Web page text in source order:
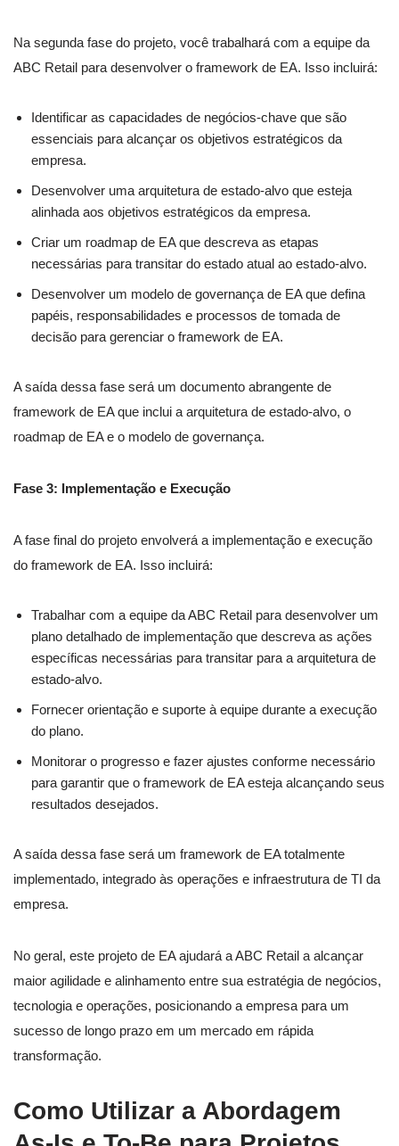
Na segunda fase do projeto, você trabalhará com a equipe da
ABC Retail para desenvolver o framework de EA. Isso incluirá:
Identificar as capacidades de negócios-chave que são
essenciais para alcançar os objetivos estratégicos da
empresa.
Desenvolver uma arquitetura de estado-alvo que esteja
alinhada aos objetivos estratégicos da empresa.
Criar um roadmap de EA que descreva as etapas
necessárias para transitar do estado atual ao estado-alvo.
Desenvolver um modelo de governança de EA que defina
papéis, responsabilidades e processos de tomada de
decisão para gerenciar o framework de EA.
A saída dessa fase será um documento abrangente de
framework de EA que inclui a arquitetura de estado-alvo, o
roadmap de EA e o modelo de governança.
Fase 3: Implementação e Execução
A fase final do projeto envolverá a implementação e execução
do framework de EA. Isso incluirá:
Trabalhar com a equipe da ABC Retail para desenvolver um
plano detalhado de implementação que descreva as ações
específicas necessárias para transitar para a arquitetura de
estado-alvo.
Fornecer orientação e suporte à equipe durante a execução
do plano.
Monitorar o progresso e fazer ajustes conforme necessário
para garantir que o framework de EA esteja alcançando seus
resultados desejados.
A saída dessa fase será um framework de EA totalmente
implementado, integrado às operações e infraestrutura de TI da
empresa.
No geral, este projeto de EA ajudará a ABC Retail a alcançar
maior agilidade e alinhamento entre sua estratégia de negócios,
tecnologia e operações, posicionando a empresa para um
sucesso de longo prazo em um mercado em rápida
transformação.
Como Utilizar a Abordagem